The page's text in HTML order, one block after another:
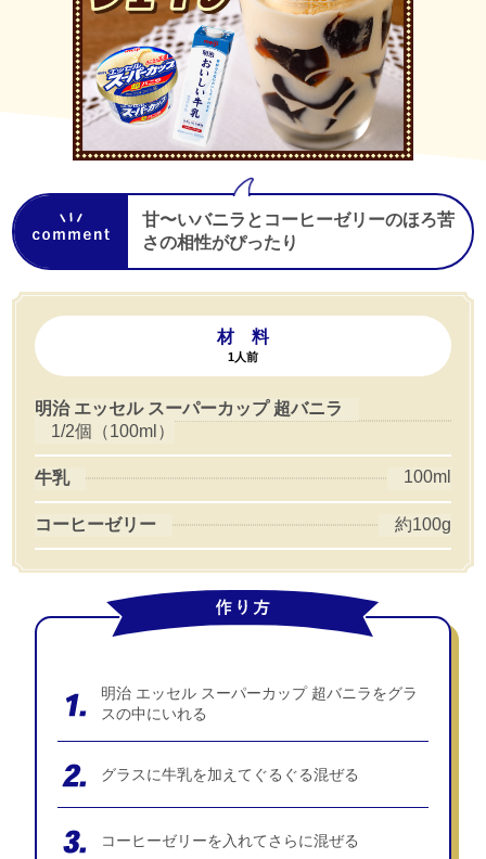
甘〜いバニラとコーヒーゼリーのほろ苦
さの相性がぴったり
材 料
1人前
明治 エッセル スーパーカップ 超バニラ
1/2個（100ml）
牛乳 100ml
コーヒーゼリー 約100g
明治 エッセル スーパーカップ 超バニラをグラ
スの中にいれる
グラスに牛乳を加えてぐるぐる混ぜる
コーヒーゼリーを入れてさらに混ぜる